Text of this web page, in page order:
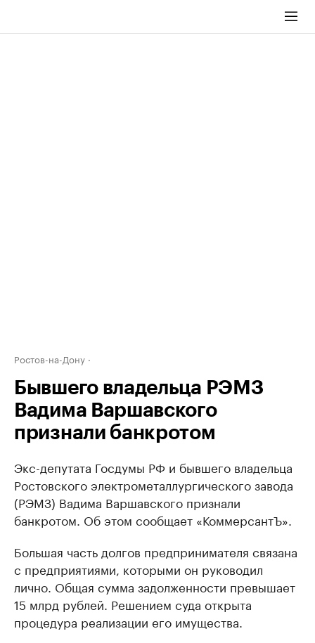
Ростов-на-Дону
Бывшего владельца РЭМЗ
Вадима Варшавского
признали банкротом
Экс-депутата Госдумы РФ и бывшего владельца
Ростовского электрометаллургического завода
(РЭМЗ) Вадима Варшавского признали
банкротом. Об этом сообщает «КоммерсантЪ».
Большая часть долгов предпринимателя связана
с предприятиями, которыми он руководил
лично. Общая сумма задолженности превышает
15 млрд рублей. Решением суда открыта
процедура реализации его имущества.